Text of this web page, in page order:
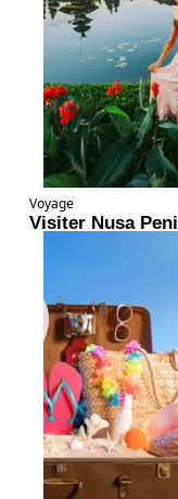
Voyage
Visiter Nusa